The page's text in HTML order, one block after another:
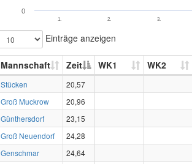
1. 2. 3.
0
Einträge anzeigen
Mannschaft Zeit WK1 WK2
Stücken
20,57
Groß Muckrow
20,96
Günthersdorf
23,15
Groß Neuendorf
24,28
Genschmar
24,64